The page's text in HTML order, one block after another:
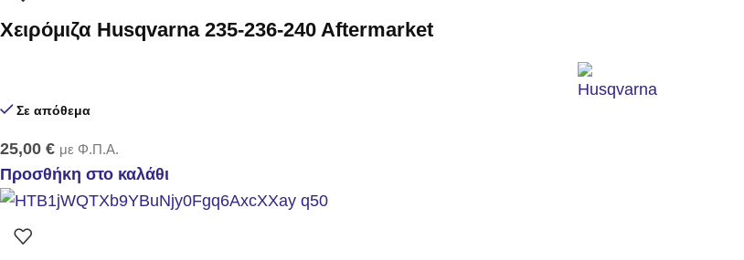
Χειρόμιζα Husqvarna 235-236-240 Aftermarket
Σε απόθεμα
25,00 € με Φ.Π.Α.
Προσθήκη στο καλάθι